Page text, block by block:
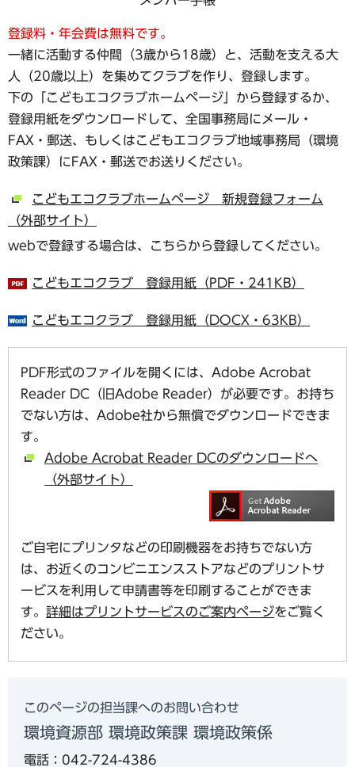
登録料・年会費は無料です。
一緒に活動する仲間（3歳から18歳）と、活動を支える大
人（20歳以上）を集めてクラブを作り、登録します。
下の「こどもエコクラブホームページ」から登録するか、
登録用紙をダウンロードして、全国事務局にメール・
FAX・郵送、もしくはこどもエコクラブ地域事務局（環境
政策課）にFAX・郵送でお送りください。
こどもエコクラブホームページ 新規登録フォーム
（外部サイト）
webで登録する場合は、こちらから登録してください。
こどもエコクラブ 登録用紙（PDF・241KB）
こどもエコクラブ 登録用紙（DOCX・63KB）
PDF形式のファイルを開くには、Adobe Acrobat
Reader DC（旧Adobe Reader）が必要です。お持ち
でない方は、Adobe社から無償でダウンロードできま
す。
Adobe Acrobat Reader DCのダウンロードへ
（外部サイト）
ご自宅にプリンタなどの印刷機器をお持ちでない方
は、お近くのコンビニエンスストアなどのプリントサ
ービスを利用して申請書等を印刷することができま
す。 詳細はプリントサービスのご案内ページをご覧く
ださい。
このページの担当課へのお問い合わせ
環境資源部 環境政策課 環境政策係
電話：042-724-4386